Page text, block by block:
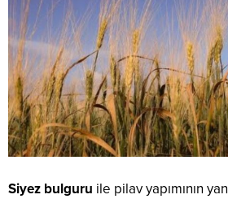
Siyez bulguru ile pilav yapımının